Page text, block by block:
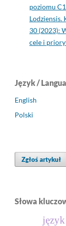
poziomu
Lodziensis.
30 (2023):
cele i
Język /
English
Polski
Zgłoś artykuł
Słowa